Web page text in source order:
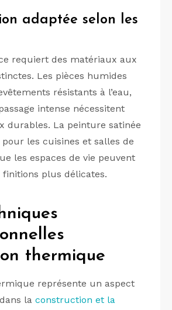
adaptée selon les
requiert des matériaux aux
Les pièces humides
résistants à l’eau,
intense nécessitent
durables. La peinture satinée
pour les cuisines et salles de
les espaces de vie peuvent
plus délicates.
thermique
représente un aspect
la construction et la